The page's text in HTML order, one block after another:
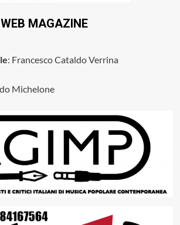
MAGAZINE
: Francesco Cataldo Verrina
Michelone